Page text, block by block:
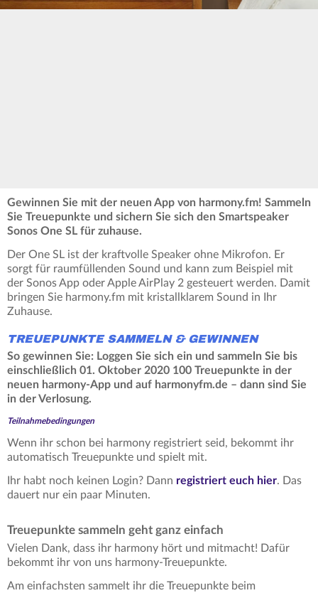
Gewinnen Sie mit der neuen App von harmony.fm! Sammeln
Sie Treuepunkte und sichern Sie sich den Smartspeaker
Sonos One SL für zuhause.
Der One SL ist der kraftvolle Speaker ohne Mikrofon. Er
sorgt für raumfüllenden Sound und kann zum Beispiel mit
der Sonos App oder Apple AirPlay 2 gesteuert werden. Damit
bringen Sie harmony.fm mit kristallklarem Sound in Ihr
Zuhause.
TREUEPUNKTE SAMMELN & GEWINNEN
So gewinnen Sie: Loggen Sie sich ein und sammeln Sie bis
einschließlich 01. Oktober 2020 100 Treuepunkte in der
neuen harmony-App und auf harmonyfm.de – dann sind Sie
in der Verlosung.
Teilnahmebedingungen
Wenn ihr schon bei harmony registriert seid, bekommt ihr
automatisch Treuepunkte und spielt mit.
Ihr habt noch keinen Login? Dann registriert euch hier. Das
dauert nur ein paar Minuten.
Treuepunkte sammeln geht ganz einfach
Vielen Dank, dass ihr harmony hört und mitmacht! Dafür
bekommt ihr von uns harmony-Treuepunkte.
Am einfachsten sammelt ihr die Treuepunkte beim